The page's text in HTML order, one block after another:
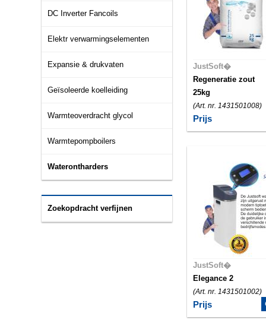
DC Inverter Fancoils
Elektr verwarmingselementen
Expansie & drukvaten
Geïsoleerde koelleiding
Warmteoverdracht glycol
Warmtepompboilers
Waterontharders
Zoekopdracht verfijnen
JustSoft�
Regeneratie zout
25kg
(Art. nr. 1431501008)
Prijs
JustSoft�
Elegance 2
(Art. nr. 1431501002)
Prijs